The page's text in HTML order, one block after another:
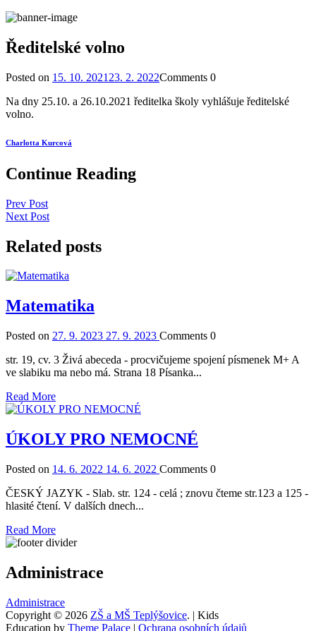
Ředitelské volno
Posted on 15. 10. 2021 23. 2. 2022Comments 0
Na dny 25.10. a 26.10.2021 ředitelka školy vyhlášuje ředitelské
volno.
Charlotta Kurcová
Continue Reading
Prev Post
Next Post
Related posts
Matematika
Posted on 27. 9. 2023 27. 9. 2023 Comments 0
str. 19, cv. 3 Živá abeceda - procvičujeme spojení písmenek M+ A
ve slabiku ma nebo má. Strana 18 Písanka...
Read More
ÚKOLY PRO NEMOCNÉ
Posted on 14. 6. 2022 14. 6. 2022 Comments 0
ČESKÝ JAZYK - Slab. str. 124 - celá ; znovu čteme str.123 a 125 -
hlasité čtení. V dalších dnech...
Read More
Administrace
Administrace
Copyright © 2026 ZŠ a MŠ Teplýšovice. | Kids
Education by Theme Palace | Ochrana osobních údajů